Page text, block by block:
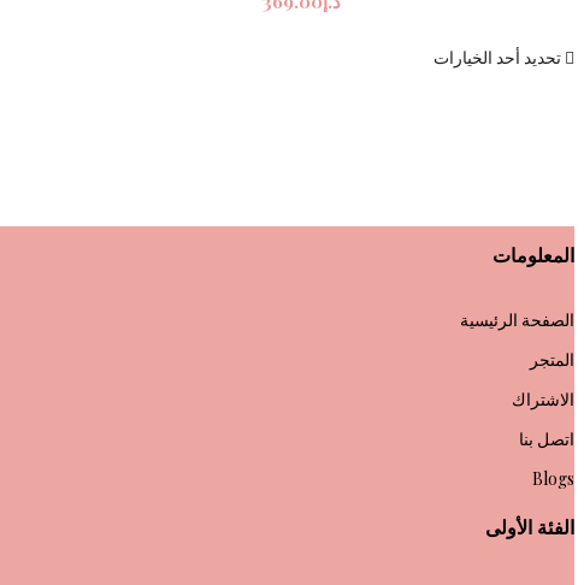
تحديد أحد الخيارات
المعلومات
الصفحة الرئيسية
المتجر
الاشتراك
اتصل بنا
Blogs
الفئة الأولى